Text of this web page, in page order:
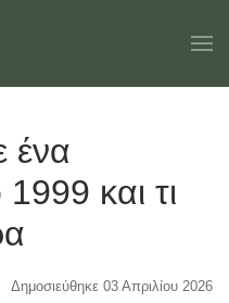
ένα
και τι
Δημοσιεύθηκε 03 Απριλίου 2026